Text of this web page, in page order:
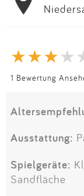
1 Bewertung
Ausstattung:
Spielgeräte:
Sandfläche